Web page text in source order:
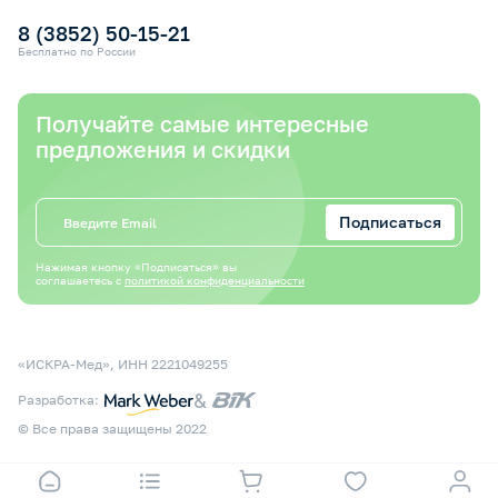
8 (3852) 50-15-21
Бесплатно по России
Получайте самые интересные
предложения и скидки
Подписаться
Нажимая кнопку «Подписаться» вы
соглашаетесь с политикой конфиденциальности
«ИСКРА-Мед», ИНН 2221049255
Разработка: &
© Все права защищены 2022